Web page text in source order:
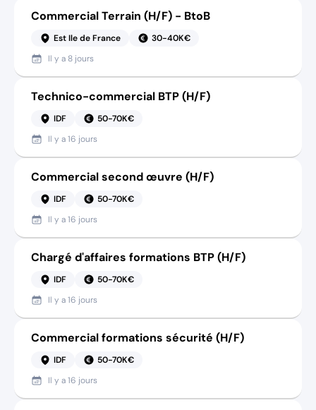
Commercial Terrain (H/F) - BtoB
Est Ile de France
30-40K€
Il y a 8 jours
Technico-commercial BTP (H/F)
IDF
50-70K€
Il y a16 jours
Commercial second œuvre (H/F)
IDF
50-70K€
Il y a16 jours
Chargé d'affaires formations BTP (H/F)
IDF
50-70K€
Il y a16 jours
Commercial formations sécurité (H/F)
IDF
50-70K€
Il y a16 jours